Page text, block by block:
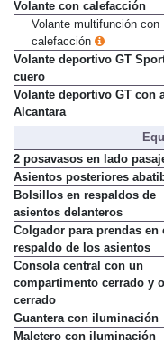
Volante con calefacción
Volante multifunción con
calefacción
Volante deportivo GT Sport
cuero
Volante deportivo GT con
2 posavasos en lado
Asientos posteriores
Bolsillos en respaldos de
asientos delanteros
Colgador para prendas en
respaldo de los asientos
Consola central con un
compartimento cerrado y
cerrado
Guantera con iluminación